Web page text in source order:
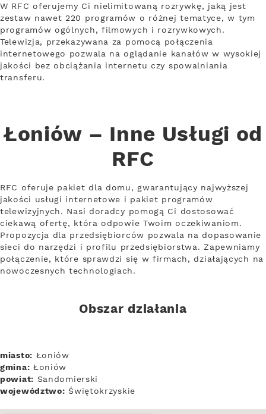
W RFC oferujemy Ci nielimitowaną rozrywkę, jaką jest
zestaw nawet 220 programów o różnej tematyce, w tym
programów ogólnych, filmowych i rozrywkowych.
Telewizja, przekazywana za pomocą połączenia
internetowego pozwala na oglądanie kanałów w wysokiej
jakości bez obciążania internetu czy spowalniania
transferu.
Łoniów – Inne Usługi od
RFC
RFC oferuje pakiet dla domu, gwarantujący najwyższej
jakości usługi internetowe i pakiet programów
telewizyjnych. Nasi doradcy pomogą Ci dostosować
ciekawą ofertę, która odpowie Twoim oczekiwaniom.
Propozycja dla przedsiębiorców pozwala na dopasowanie
sieci do narzędzi i profilu przedsiębiorstwa. Zapewniamy
połączenie, które sprawdzi się w firmach, działających na
nowoczesnych technologiach.
Obszar działania
miasto: Łoniów
gmina: Łoniów
powiat: Sandomierski
województwo: Świętokrzyskie